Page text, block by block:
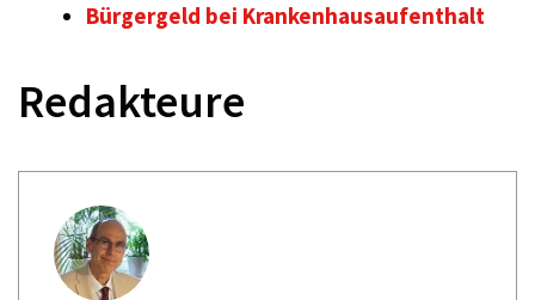
Bürgergeld bei Krankenhausaufenthalt
Redakteure